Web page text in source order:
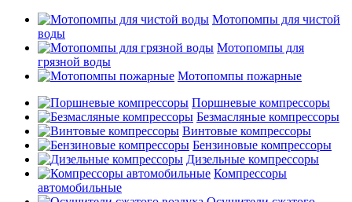
Мотопомпы для чистой
воды
Мотопомпы для
грязной воды
Мотопомпы пожарные
Поршневые компрессоры
Безмасляные компрессоры
Винтовые компрессоры
Бензиновые компрессоры
Дизельные компрессоры
Компрессоры
автомобильные